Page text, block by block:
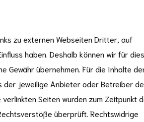
zu externen Webseiten Dritter, auf
haben. Deshalb können wir für
Gewähr übernehmen. Für die Inhalte
der jeweilige Anbieter oder Betreiber
Seiten wurden zum Zeitpunkt
überprüft. Rechtswidrige